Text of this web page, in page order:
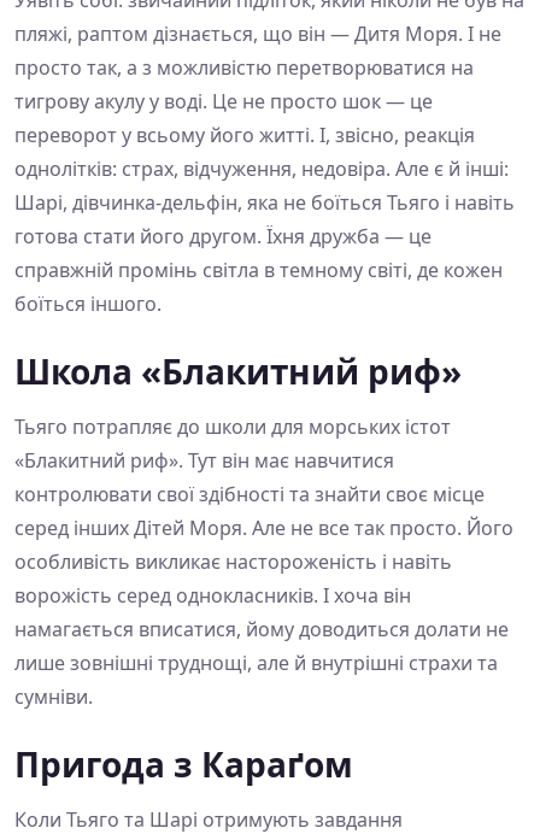
пляжі, раптом дізнається, що він — Дитя Моря. І не
просто так, а з можливістю перетворюватися на
тигрову акулу у воді. Це не просто шок — це
переворот у всьому його житті. І, звісно, реакція
однолітків: страх, відчуження, недовіра. Але є й інші:
Шарі, дівчинка-дельфін, яка не боїться Тьяго і навіть
готова стати його другом. Їхня дружба — це
справжній промінь світла в темному світі, де кожен
боїться іншого.
Школа «Блакитний риф»
Тьяго потрапляє до школи для морських істот
«Блакитний риф». Тут він має навчитися
контролювати свої здібності та знайти своє місце
серед інших Дітей Моря. Але не все так просто. Його
особливість викликає настороженість і навіть
ворожість серед однокласників. І хоча він
намагається вписатися, йому доводиться долати не
лише зовнішні труднощі, але й внутрішні страхи та
сумніви.
Пригода з Караґом
Коли Тьяго та Шарі отримують завдання